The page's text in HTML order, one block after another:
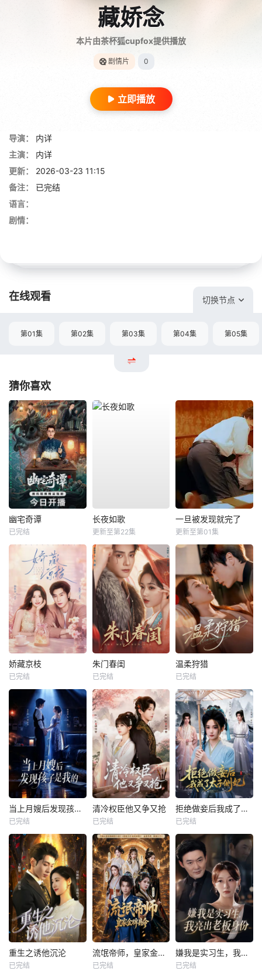
藏娇念
本片由茶杯狐cupfox提供播放
剧情片 0
立即播放
导演：
内详
主演：
内详
更新：
2026-03-23 11:15
备注：
已完结
语言：
剧情：
在线观看 切换节点
第01集 第02集 第03集 第04集 第05集
猜你喜欢
幽宅奇谭
已完结
长夜如歌
更新至第22集
一旦被发现就完了
更新至第01集
娇藏京枝
已完结
朱门春闺
已完结
温柔狩猎
已完结
当上月嫂后发现孩子是我的
已完结
清冷权臣他又争又抢
已完结
拒绝做妾后我成了太子侧妃
已完结
重生之诱他沉沦
已完结
流氓帝师，皇家金牌县令
已完结
嫌我是实习生，我亮出老板身份
已完结